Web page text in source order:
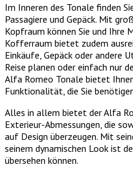
Im Inneren des Tonale finden
Passagiere und Gepäck. Mit
Kopfraum können Sie und Ihre
Kofferraum bietet zudem
Einkäufe, Gepäck oder andere
Reise planen oder einfach nur
Alfa Romeo Tonale bietet
Funktionalität, die Sie
Alles in allem bietet der Alfa
Exterieur-Abmessungen, die
auf Design überzeugen. Mit
seinem dynamischen Look ist
übersehen können.